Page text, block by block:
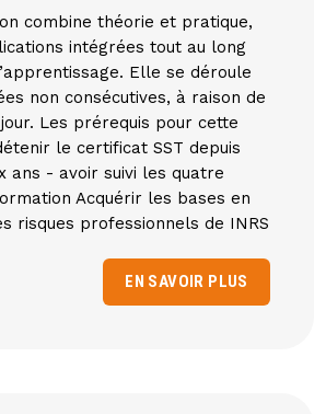
combine théorie et pratique,
intégrées tout au long
Elle se déroule
non consécutives, à raison de
Les prérequis pour cette
le certificat SST depuis
ans - avoir suivi les quatre
Acquérir les bases en
risques professionnels de INRS
EN SAVOIR PLUS